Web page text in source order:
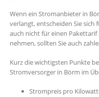
Wenn ein Stromanbieter in
verlangt, entscheiden Sie sich
auch nicht für einen Pakettarif
nehmen, sollten Sie auch
Kurz die wichtigsten Punkte
Stromversorger in Börm im
Strompreis pro